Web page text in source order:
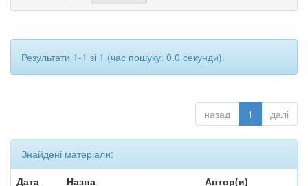
Результати 1-1 зі 1 (час пошуку: 0.0 секунди).
назад 1 далі
Знайдені матеріали:
Дата
Назва Автор(и)